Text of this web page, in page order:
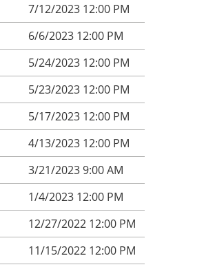
7/12/2023 12:00 PM
6/6/2023 12:00 PM
5/24/2023 12:00 PM
5/23/2023 12:00 PM
5/17/2023 12:00 PM
4/13/2023 12:00 PM
3/21/2023 9:00 AM
1/4/2023 12:00 PM
12/27/2022 12:00 PM
11/15/2022 12:00 PM